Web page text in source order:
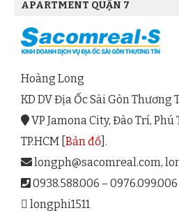
APARTMENT QUẬN 7
Hoàng Long
KD DV Địa Ốc Sài Gòn Thương
VP Jamona City, Đào Trí, Phú
TP.HCM [ Bản đồ ].
longph@sacomreal.com,
0938.588.006 – 0976.099.006
longphi1511